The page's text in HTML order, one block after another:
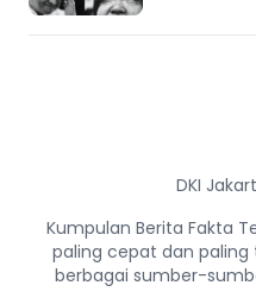
DKI
Kumpulan Berita Fakta
paling cepat dan
berbagai sumber-